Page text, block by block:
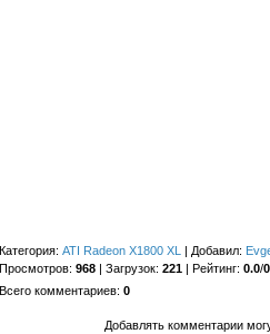
Категория: ATI Radeon X1800 XL Добавил:
Просмотров: 968 Загрузок: 221 Рейтинг: 0.0/0
Всего комментариев: 0
Добавлять комментарии